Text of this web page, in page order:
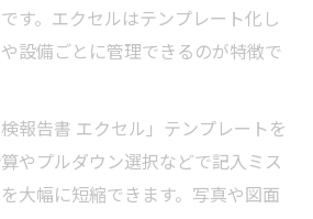
す。エクセルはテンプレート化し
設備ごとに管理できるのが特徴で
報告書 エクセル」テンプレートを
やプルダウン選択などで記入ミス
大幅に短縮できます。写真や図面